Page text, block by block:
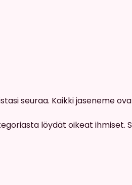
seuraa. Kaikki jaseneme
löydät oikeat ihmiset.